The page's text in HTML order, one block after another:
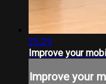
25:29
Improve your
Improve your